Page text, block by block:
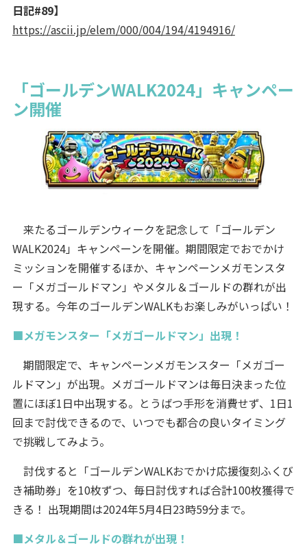
日記#89】
https://ascii.jp/elem/000/004/194/4194916/
「ゴールデンWALK2024」キャンペー
ン開催
来たるゴールデンウィークを記念して「ゴールデン
WALK2024」キャンペーンを開催。期間限定でおでかけ
ミッションを開催するほか、キャンペーンメガモンスタ
ー「メガゴールドマン」やメタル＆ゴールドの群れが出
現する。今年のゴールデンWALKもお楽しみがいっぱい！
■メガモンスター「メガゴールドマン」出現！
期間限定で、キャンペーンメガモンスター「メガゴー
ルドマン」が出現。メガゴールドマンは毎日決まった位
置にほぼ1日中出現する。とうばつ手形を消費せず、1日1
回まで討伐できるので、いつでも都合の良いタイミング
で挑戦してみよう。
討伐すると「ゴールデンWALKおでかけ応援復刻ふくび
き補助券」を10枚ずつ、毎日討伐すれば合計100枚獲得で
きる！ 出現期間は2024年5月4日23時59分まで。
■メタル＆ゴールドの群れが出現！